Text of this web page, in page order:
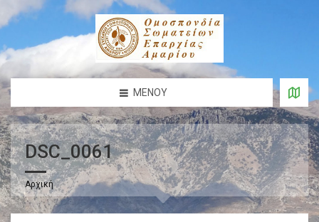
ΜΕΝΟΎ
DSC_0061
Αρχική